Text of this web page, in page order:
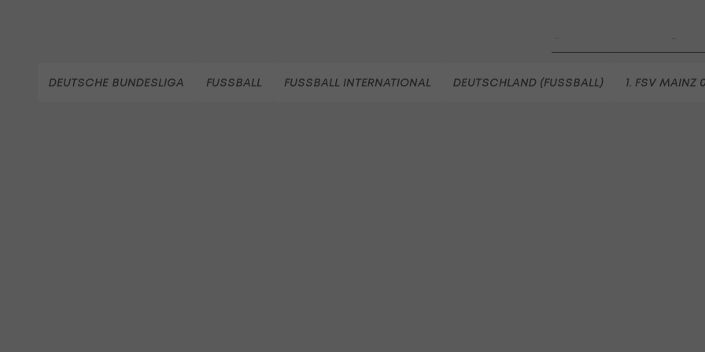
Fußball - ADMIRAL 2. Liga
DEUTSCHE BUNDESLIGA FUSSBALL FUSSBALL INTERNATIONAL DEUTSCHLAND (FUSSBALL) 1. FSV MAINZ